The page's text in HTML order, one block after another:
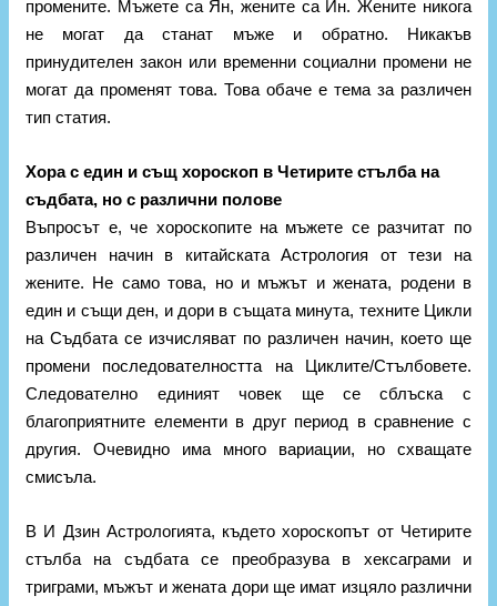
промените. Мъжете са Ян, жените са Ин. Жените никога
не могат да станат мъже и обратно. Никакъв
принудителен закон или временни социални промени не
могат да променят това. Това обаче е тема за различен
тип статия.
Хора с един и същ хороскоп в Четирите стълба на
съдбата, но с различни полове
Въпросът е, че хороскопите на мъжете се разчитат по
различен начин в китайската Астрология от тези на
жените. Не само това, но и мъжът и жената, родени в
един и същи ден, и дори в същата минута, техните Цикли
на Съдбата се изчисляват по различен начин, което ще
промени последователността на Циклите/Стълбовете.
Следователно единият човек ще се сблъска с
благоприятните елементи в друг период в сравнение с
другия. Очевидно има много вариации, но схващате
смисъла.
В И Дзин Астрологията, където хороскопът от Четирите
стълба на съдбата се преобразува в хексаграми и
триграми, мъжът и жената дори ще имат изцяло различни